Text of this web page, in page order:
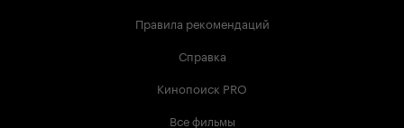
Правила рекомендаций
Справка
Кинопоиск PRO
Все фильмы